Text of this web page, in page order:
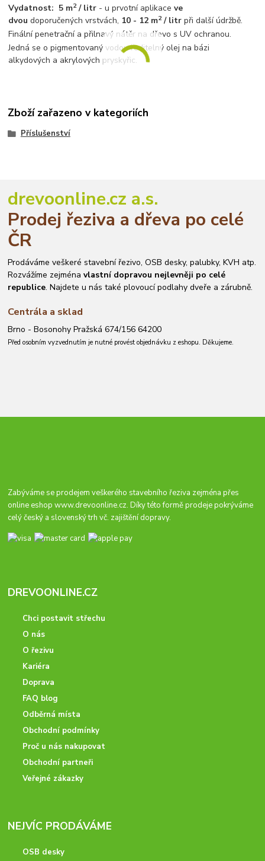
Vydatnost: 5 m2/ litr - u prvotní aplikaceve
dvou doporučených vrstvách, 10 - 12 m2/ litr při další údržbě.
Finální penetrační a přilnavý nátěr na dřevo s UV ochranou.
Jedná se o pigmentovaný vodou ředitelný olej na bázi
alkydových a akrylových pryskyřic.
Zboží zařazeno v kategoriích
Příslušenství
drevoonline.cz a.s.
Prodej řeziva a dřeva po celé
ČR
Prodáváme veškeré stavební řezivo, OSB desky, palubky, KVH atp.
Rozvážíme zejménavlastní dopravou nejlevněji po celé
republice. Najdete u nás také plovoucí podlahy dveře a zárubně.
Centrála a sklad
Brno - Bosonohy Pražská 674/156 64200
Před osobním vyzvednutím je nutné provést objednávku z eshopu. Děkujeme.
Zabýváme se prodejem veškerého stavebního řeziva zejména přes
online eshopwww.drevoonline.cz. Díky této formě prodeje pokrýváme
celý český a slovenský trh vč. zajištění dopravy.
DREVOONLINE.CZ
Chci postavit střechu
O nás
O řezivu
Kariéra
Doprava
FAQ blog
Odběrná místa
Obchodní podmínky
Proč u nás nakupovat
Obchodní partneři
Veřejné zákazky
NEJVÍC PRODÁVÁME
OSB desky